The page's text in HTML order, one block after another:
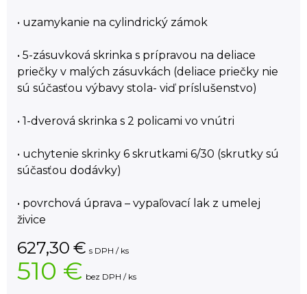
• uzamykanie na cylindrický zámok
• 5-zásuvková skrinka s prípravou na deliace
priečky v malých zásuvkách (deliace priečky nie
sú súčasťou výbavy stola- viď príslušenstvo)
• 1-dverová skrinka s 2 policami vo vnútri
• uchytenie skrinky 6 skrutkami 6/30 (skrutky sú
súčasťou dodávky)
• povrchová úprava – vypaľovací lak z umelej
živice
627,30 € s DPH / ks
510 € bez DPH / ks